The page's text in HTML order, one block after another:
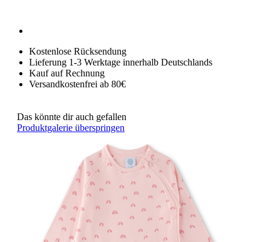
Kostenlose Rücksendung
Lieferung 1-3 Werktage innerhalb Deutschlands
Kauf auf Rechnung
Versandkostenfrei ab 80€
Das könnte dir auch gefallen
Produktgalerie überspringen